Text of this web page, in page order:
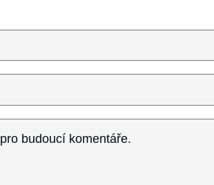
budoucí komentáře.